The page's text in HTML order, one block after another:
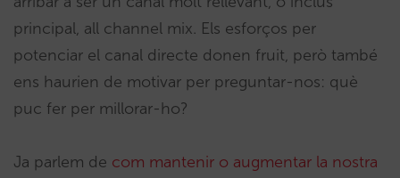
principal, all channel mix. Els esforços per
potenciar el canal directe donen fruit, però també
ens haurien de motivar per preguntar-nos: què
puc fer per millorar-ho?
Ja parlem de com mantenir o augmentar la nostra